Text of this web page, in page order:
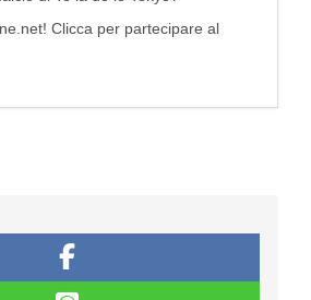
Clicca per partecipare al